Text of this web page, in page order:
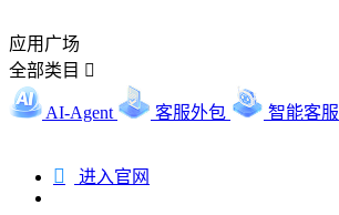
应用广场
全部类目 
AI-Agent 客服外包 智能客服
 进入官网